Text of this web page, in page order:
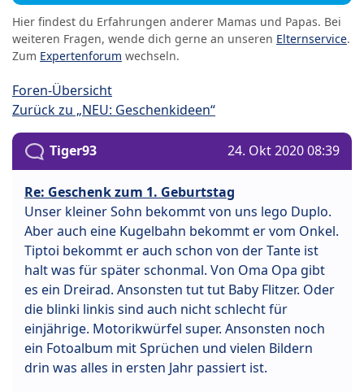
Hier findest du Erfahrungen anderer Mamas und Papas. Bei
weiteren Fragen, wende dich gerne an unseren Elternservice.
Zum Expertenforum wechseln.
Foren-Übersicht
Zurück zu „NEU: Geschenkideen“
Tiger93 24. Okt 2020 08:39
Re: Geschenk zum 1. Geburtstag
Unser kleiner Sohn bekommt von uns lego Duplo.
Aber auch eine Kugelbahn bekommt er vom Onkel.
Tiptoi bekommt er auch schon von der Tante ist
halt was für später schonmal. Von Oma Opa gibt
es ein Dreirad. Ansonsten tut tut Baby Flitzer. Oder
die blinki linkis sind auch nicht schlecht für
einjährige. Motorikwürfel super. Ansonsten noch
ein Fotoalbum mit Sprüchen und vielen Bildern
drin was alles in ersten Jahr passiert ist.